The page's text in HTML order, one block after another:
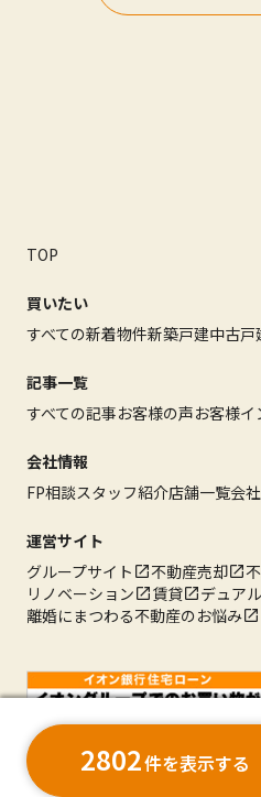
2802件を表示する
2802件を表示する
TOP
買いたい
すべての新着物件新築戸建中古戸
記事一覧
すべての記事お客様の声お客様
会社情報
FP相談スタッフ紹介店舗一覧会
運営サイト
グループサイト
不動産売却
リノベーション
賃貸
デュア
離婚にまつわる不動産のお悩み